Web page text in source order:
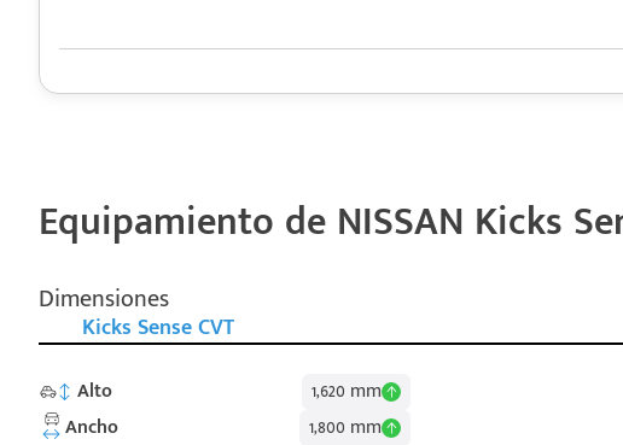
Equipamiento de NISSAN Kicks
Dimensiones
Kicks Sense CVT
Alto
1,620 mm
Ancho
1,800 mm